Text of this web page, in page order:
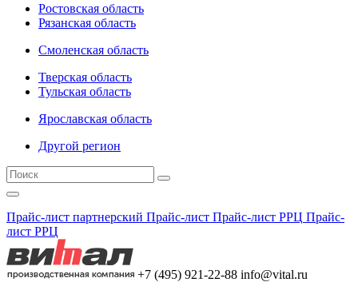
Ростовская область
Рязанская область
Смоленская область
Тверская область
Тульская область
Ярославская область
Другой регион
Прайс-лист партнерский Прайс-лист Прайс-лист РРЦ Прайс-
лист РРЦ
+7 (495) 921-22-88 info@vital.ru